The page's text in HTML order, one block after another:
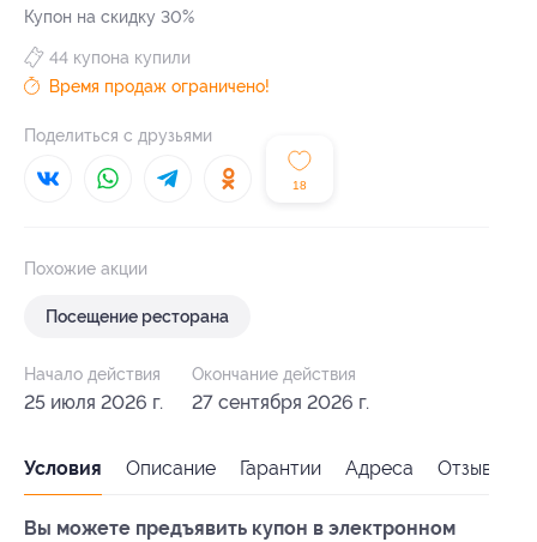
Купон на скидку 30%
18
44 купона купили
Время продаж ограничено!
Поделиться с друзьями
Похожие акции
Посещение ресторана
Начало действия
25 июля 2026 г.
Окончание действия
27 сентября 2026 г.
Условия Описание Гарантии Адреса Отзывы
Вы можете предъявить купон в электронном